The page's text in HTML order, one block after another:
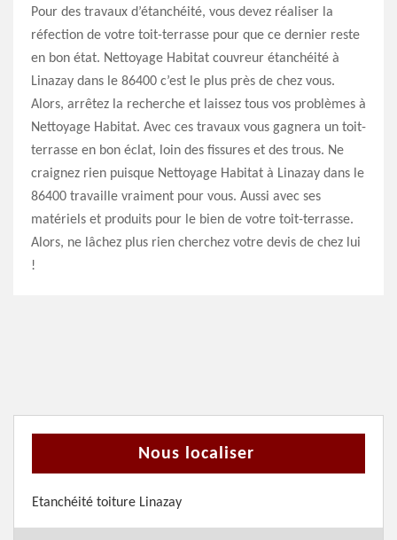
Pour des travaux d’étanchéité, vous devez réaliser la
réfection de votre toit-terrasse pour que ce dernier reste
en bon état. Nettoyage Habitat couvreur étanchéité à
Linazay dans le 86400 c’est le plus près de chez vous.
Alors, arrêtez la recherche et laissez tous vos problèmes à
Nettoyage Habitat. Avec ces travaux vous gagnera un toit-
terrasse en bon éclat, loin des fissures et des trous. Ne
craignez rien puisque Nettoyage Habitat à Linazay dans le
86400 travaille vraiment pour vous. Aussi avec ses
matériels et produits pour le bien de votre toit-terrasse.
Alors, ne lâchez plus rien cherchez votre devis de chez lui
!
Nous localiser
Etanchéité toiture Linazay